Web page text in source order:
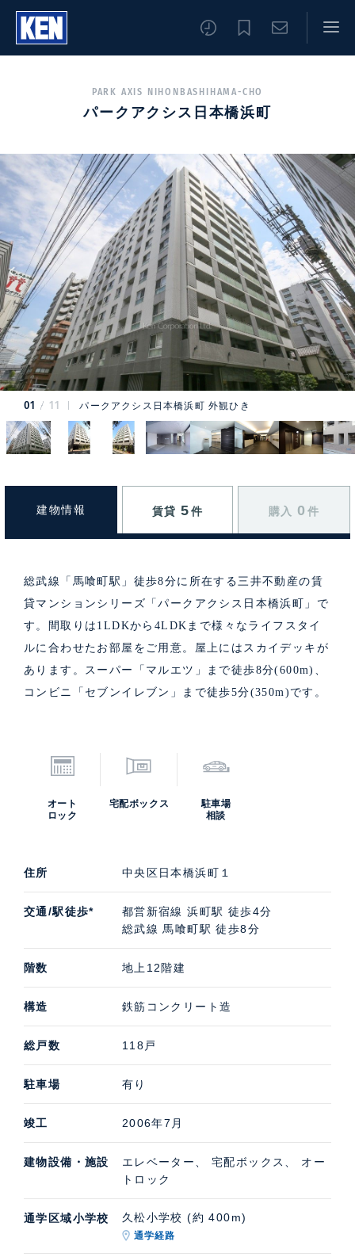
PARK AXIS NIHONBASHIHAMA-CHO
パークアクシス日本橋浜町
01 11 パークアクシス日本橋浜町 外観ひき
建物情報 賃貸 5 件 購入 0 件
総武線「馬喰町駅」徒歩8分に所在する三井不動産の賃
貸マンションシリーズ「パークアクシス日本橋浜町」で
す。間取りは1LDKから4LDKまで様々なライフスタイ
ルに合わせたお部屋をご用意。屋上にはスカイデッキが
あります。スーパー「マルエツ」まで徒歩8分(600m)、
コンビニ「セブンイレブン」まで徒歩5分(350m)です。
オート
ロック
宅配ボックス
駐車場
相談
住所 中央区日本橋浜町１
交通/駅徒歩*
都営新宿線 浜町駅 徒歩4分
総武線 馬喰町駅 徒歩8分
階数 地上12階建
構造 鉄筋コンクリート造
総戸数 118戸
駐車場 有り
竣工 2006年7月
建物設備・施設
エレベーター、 宅配ボックス、 オー
トロック
通学区域小学校 久松小学校 (約 400m)
通学経路